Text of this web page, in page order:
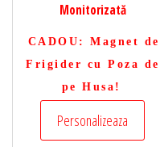
Monitorizată
CADOU : Magnet de
Frigider cu Poza de
pe Husa!
Personalizeaza